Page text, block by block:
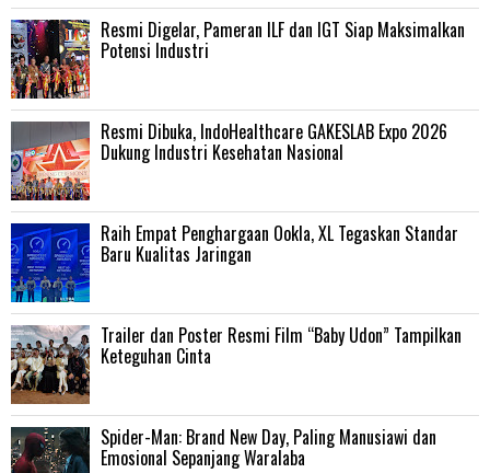
Resmi Digelar, Pameran ILF dan IGT Siap Maksimalkan
Potensi Industri
Resmi Dibuka, IndoHealthcare GAKESLAB Expo 2026
Dukung Industri Kesehatan Nasional
Raih Empat Penghargaan Ookla, XL Tegaskan Standar
Baru Kualitas Jaringan
Trailer dan Poster Resmi Film “Baby Udon” Tampilkan
Keteguhan Cinta
‎Spider-Man: Brand New Day, Paling Manusiawi dan
Emosional Sepanjang Waralaba